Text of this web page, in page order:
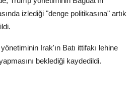
izlediği "denge politikasına" artık
Irak'ın Batı ittifakı lehine
beklediği kaydedildi.